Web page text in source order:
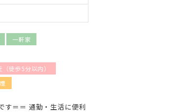
一軒家
（徒歩5分以内）
す＝＝ 通勤・生活に便利